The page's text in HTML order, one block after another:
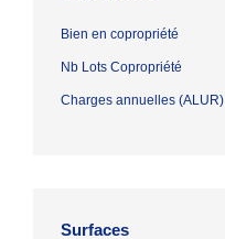
Bien en copropriété
Nb Lots Copropriété
Charges annuelles (ALUR)
Surfaces